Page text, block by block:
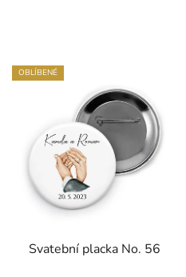
OBLÍBENÉ
Svatební placka No. 56